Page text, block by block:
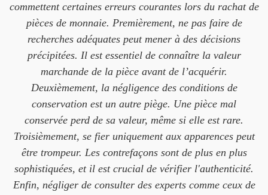
commettent certaines erreurs courantes lors du rachat de
pièces de monnaie. Premièrement, ne pas faire de
recherches adéquates peut mener à des décisions
précipitées. Il est essentiel de connaître la valeur
marchande de la pièce avant de l’acquérir.
Deuxièmement, la négligence des conditions de
conservation est un autre piège. Une pièce mal
conservée perd de sa valeur, même si elle est rare.
Troisièmement, se fier uniquement aux apparences peut
être trompeur. Les contrefaçons sont de plus en plus
sophistiquées, et il est crucial de vérifier l'authenticité.
Enfin, négliger de consulter des experts comme ceux de